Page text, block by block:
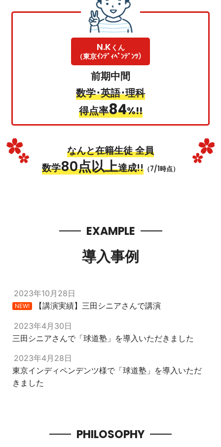
N.K くん
（東京ｲﾝﾃﾞｨﾍﾟﾝﾃﾞﾝﾂ）
前期中間
数学･英語･理科
得点率84%!!
なんと在籍生徒 全員
数学80点以上達成!! （7/1時点）
EXAMPLE
導入事例
2023年10月28日
NEW! 【講演実績】三田シニアさんで講演
2023年4月30日
三田シニアさんで「球道塾」を導入いただきました
2023年4月28日
東京インディペンデンツ様で「球道塾」を導入いただ
きました
PHILOSOPHY